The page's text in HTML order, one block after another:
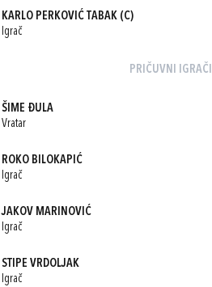
KARLO PERKOVIĆ TABAK(C)
Igrač
PRIČUVNI IGRAČI
ŠIME ĐULA
Vratar
ROKO BILOKAPIĆ
Igrač
JAKOV MARINOVIĆ
Igrač
STIPE VRDOLJAK
Igrač